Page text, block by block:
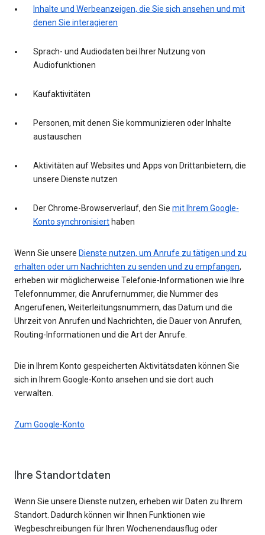
Inhalte und Werbeanzeigen, die Sie sich ansehen und mit
denen Sie interagieren
Sprach- und Audiodaten bei Ihrer Nutzung von
Audiofunktionen
Kaufaktivitäten
Personen, mit denen Sie kommunizieren oder Inhalte
austauschen
Aktivitäten auf Websites und Apps von Drittanbietern, die
unsere Dienste nutzen
Der Chrome-Browserverlauf, den Sie mit Ihrem Google-
Konto synchronisiert haben
Wenn Sie unsere Dienste nutzen, um Anrufe zu tätigen und zu
erhalten oder um Nachrichten zu senden und zu empfangen,
erheben wir möglicherweise Telefonie-Informationen wie Ihre
Telefonnummer, die Anrufernummer, die Nummer des
Angerufenen, Weiterleitungsnummern, das Datum und die
Uhrzeit von Anrufen und Nachrichten, die Dauer von Anrufen,
Routing-Informationen und die Art der Anrufe.
Die in Ihrem Konto gespeicherten Aktivitätsdaten können Sie
sich in Ihrem Google-Konto ansehen und sie dort auch
verwalten.
Zum Google-Konto
Ihre Standortdaten
Wenn Sie unsere Dienste nutzen, erheben wir Daten zu Ihrem
Standort. Dadurch können wir Ihnen Funktionen wie
Wegbeschreibungen für Ihren Wochenendausflug oder